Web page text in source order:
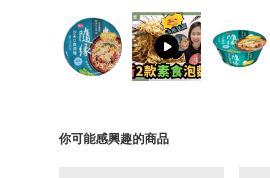
你可能感興趣的商品